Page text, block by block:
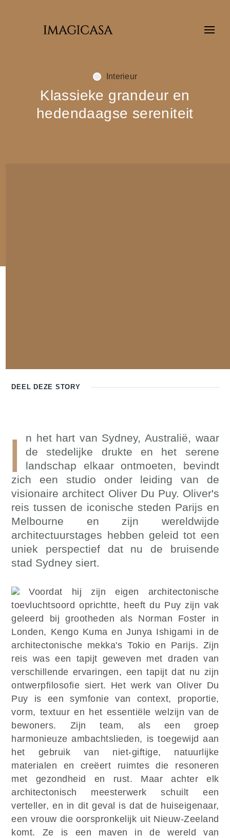
Interieur
Klassieke grandeur en
hedendaagse sereniteit
DEEL DEZE STORY
I
n het hart van Sydney, Australië, waar
de stedelijke drukte en het serene
landschap elkaar ontmoeten, bevindt
zich een studio onder leiding van de
visionaire architect Oliver Du Puy. Oliver's
reis tussen de iconische steden Parijs en
Melbourne en zijn wereldwijde
architectuurstages hebben geleid tot een
uniek perspectief dat nu de bruisende
stad Sydney siert.
Voordat hij zijn eigen architectonische
toevluchtsoord oprichtte, heeft du Puy zijn vak
geleerd bij grootheden als Norman Foster in
Londen, Kengo Kuma en Junya Ishigami in de
architectonische mekka's Tokio en Parijs. Zijn
reis was een tapijt geweven met draden van
verschillende ervaringen, een tapijt dat nu zijn
ontwerpfilosofie siert. Het werk van Oliver Du
Puy is een symfonie van context, proportie,
vorm, textuur en het essentiële welzijn van de
bewoners. Zijn team, als een groep
harmonieuze ambachtslieden, is toegewijd aan
het gebruik van niet-giftige, natuurlijke
materialen en creëert ruimtes die resoneren
met gezondheid en rust. Maar achter elk
architectonisch meesterwerk schuilt een
verteller, en in dit geval is dat de huiseigenaar,
een vrouw die oorspronkelijk uit Nieuw-Zeeland
komt. Ze is een maven in de wereld van